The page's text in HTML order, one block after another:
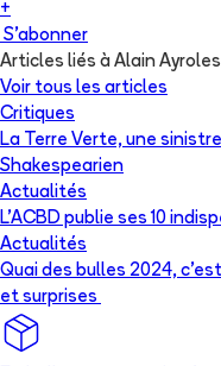
+
S'abonner
Articles liés à Alain Ayroles
Voir tous les articles
Critiques
La Terre Verte, une
Shakespearien
Actualités
L’ACBD publie ses 10
Actualités
Quai des bulles 2024,
et surprises